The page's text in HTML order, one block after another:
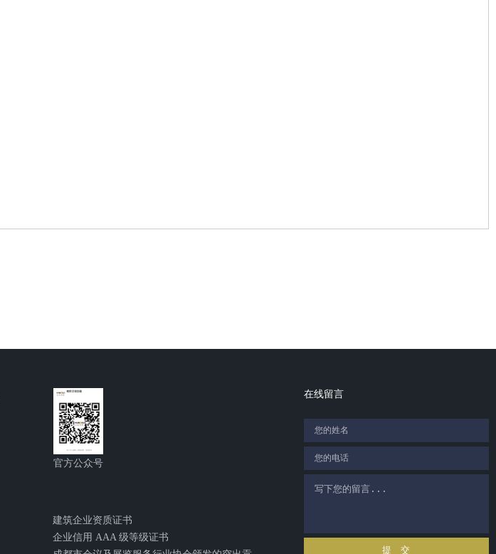
在线留言
提 交
官方公众号
建筑企业资质证书
企业信用 AAA 级等级证书